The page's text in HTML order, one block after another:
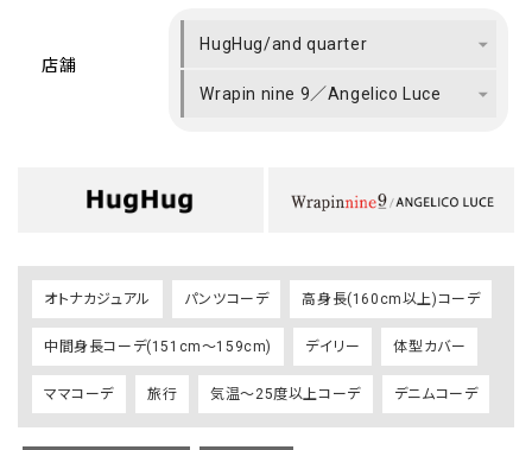
店舗
HugHug/and quarter
Wrapin nine 9／Angelico Luce
オトナカジュアル パンツコーデ 高身長(160cm以上)コーデ
中間身長コーデ(151cm～159cm) デイリー 体型カバー
ママコーデ 旅行 気温～25度以上コーデ デニムコーデ